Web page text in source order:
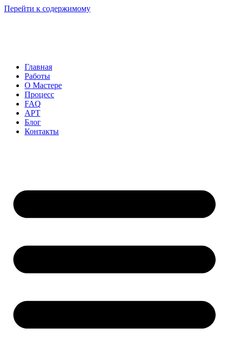
Перейти к содержимому
Главная
Работы
О Мастере
Процесс
FAQ
АРТ
Блог
Контакты